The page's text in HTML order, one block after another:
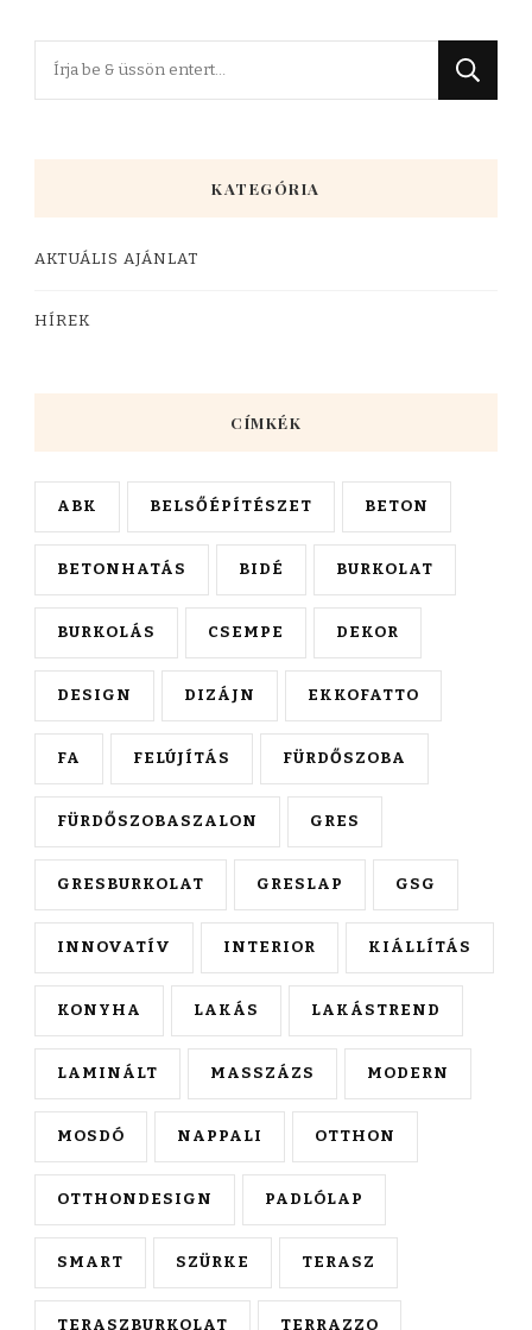
Keres
KATEGÓRIA
AKTUÁLIS AJÁNLAT
HÍREK
CÍMKÉK
ABK BELSŐÉPÍTÉSZET BETON
BETONHATÁS BIDÉ BURKOLAT
BURKOLÁS CSEMPE DEKOR
DESIGN DIZÁJN EKKOFATTO
FA FELÚJÍTÁS FÜRDŐSZOBA
FÜRDŐSZOBASZALON GRES
GRESBURKOLAT GRESLAP GSG
INNOVATÍV INTERIOR KIÁLLÍTÁS
KONYHA LAKÁS LAKÁSTREND
LAMINÁLT MASSZÁZS MODERN
MOSDÓ NAPPALI OTTHON
OTTHONDESIGN PADLÓLAP
SMART SZÜRKE TERASZ
TERASZBURKOLAT TERRAZZO